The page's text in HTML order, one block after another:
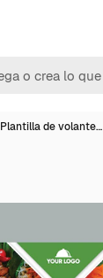
Plantilla de volante…